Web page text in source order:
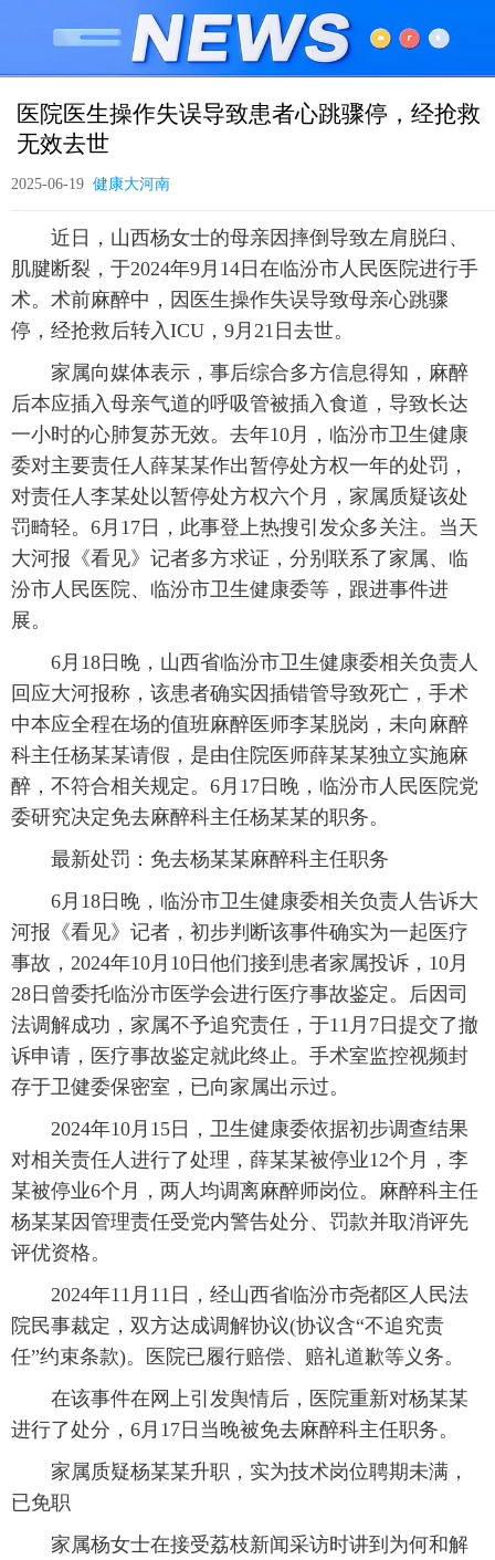
医院医生操作失误导致患者心跳骤停，经抢救
无效去世
2025-06-19 健康大河南
近日，山西杨女士的母亲因摔倒导致左肩脱臼、
肌腱断裂，于2024年9月14日在临汾市人民医院进行手
术。术前麻醉中，因医生操作失误导致母亲心跳骤
停，经抢救后转入ICU，9月21日去世。
家属向媒体表示，事后综合多方信息得知，麻醉
后本应插入母亲气道的呼吸管被插入食道，导致长达
一小时的心肺复苏无效。去年10月，临汾市卫生健康
委对主要责任人薛某某作出暂停处方权一年的处罚，
对责任人李某处以暂停处方权六个月，家属质疑该处
罚畸轻。6月17日，此事登上热搜引发众多关注。当天
大河报《看见》记者多方求证，分别联系了家属、临
汾市人民医院、临汾市卫生健康委等，跟进事件进
展。
6月18日晚，山西省临汾市卫生健康委相关负责人
回应大河报称，该患者确实因插错管导致死亡，手术
中本应全程在场的值班麻醉医师李某脱岗，未向麻醉
科主任杨某某请假，是由住院医师薛某某独立实施麻
醉，不符合相关规定。6月17日晚，临汾市人民医院党
委研究决定免去麻醉科主任杨某某的职务。
最新处罚：免去杨某某麻醉科主任职务
6月18日晚，临汾市卫生健康委相关负责人告诉大
河报《看见》记者，初步判断该事件确实为一起医疗
事故，2024年10月10日他们接到患者家属投诉，10月
28日曾委托临汾市医学会进行医疗事故鉴定。后因司
法调解成功，家属不予追究责任，于11月7日提交了撤
诉申请，医疗事故鉴定就此终止。手术室监控视频封
存于卫健委保密室，已向家属出示过。
2024年10月15日，卫生健康委依据初步调查结果
对相关责任人进行了处理，薛某某被停业12个月，李
某被停业6个月，两人均调离麻醉师岗位。麻醉科主任
杨某某因管理责任受党内警告处分、罚款并取消评先
评优资格。
2024年11月11日，经山西省临汾市尧都区人民法
院民事裁定，双方达成调解协议(协议含“不追究责
任”约束条款)。医院已履行赔偿、赔礼道歉等义务。
在该事件在网上引发舆情后，医院重新对杨某某
进行了处分，6月17日当晚被免去麻醉科主任职务。
家属质疑杨某某升职，实为技术岗位聘期未满，
已免职
家属杨女士在接受荔枝新闻采访时讲到为何和解